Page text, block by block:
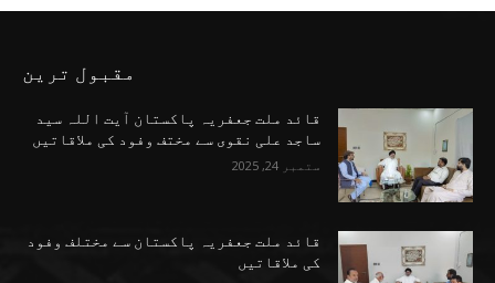
مقبول ترین
قائد ملت جعفریہ پاکستان آیت اللہ سید
ساجد علی نقوی سے مختف وفود کی ملاقاتیں
ستمبر 24, 2025
قائد ملت جعفریہ پاکستان سے مختلف وفود
کی ملاقاتیں